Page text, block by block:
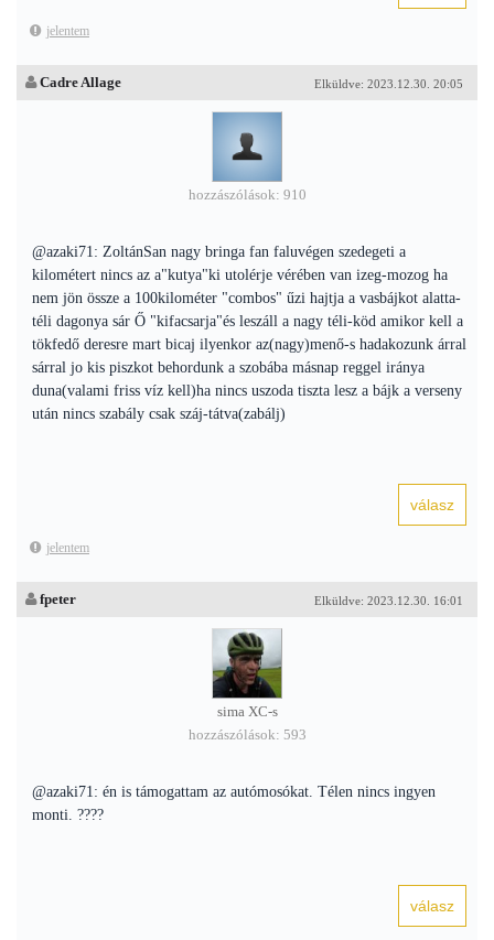
jelentem
Elküldve: 2023.12.30. 20:05
Cadre Allage
hozzászólások: 910
@azaki71: ZoltánSan nagy bringa fan faluvégen szedegeti a
kilométert nincs az a"kutya"ki utolérje vérében van izeg-mozog ha
nem jön össze a 100kilométer "combos" űzi hajtja a vasbájkot alatta-
téli dagonya sár Ő "kifacsarja"és leszáll a nagy téli-köd amikor kell a
tökfedő deresre mart bicaj ilyenkor az(nagy)menő-s hadakozunk árral
sárral jo kis piszkot behordunk a szobába másnap reggel iránya
duna(valami friss víz kell)ha nincs uszoda tiszta lesz a bájk a verseny
után nincs szabály csak száj-tátva(zabálj)
jelentem
Elküldve: 2023.12.30. 16:01
fpeter
sima XC-s
hozzászólások: 593
@azaki71: én is támogattam az autómosókat. Télen nincs ingyen
monti. ????